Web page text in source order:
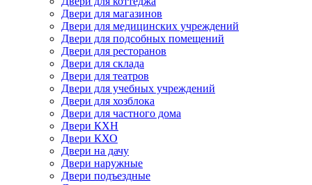
Двери для магазинов
Двери для медицинских учреждений
Двери для подсобных помещений
Двери для ресторанов
Двери для склада
Двери для театров
Двери для учебных учреждений
Двери для хозблока
Двери для частного дома
Двери КХН
Двери КХО
Двери на дачу
Двери наружные
Двери подъездные